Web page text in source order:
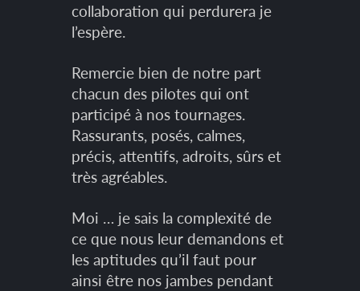
collaboration qui perdurera je
l’espère.
Remercie bien de notre part
chacun des pilotes qui ont
participé à nos tournages.
Rassurants, posés, calmes,
précis, attentifs, adroits, sûrs et
très agréables.
Moi … je sais la complexité de
ce que nous leur demandons et
les aptitudes qu’il faut pour
ainsi être nos jambes pendant